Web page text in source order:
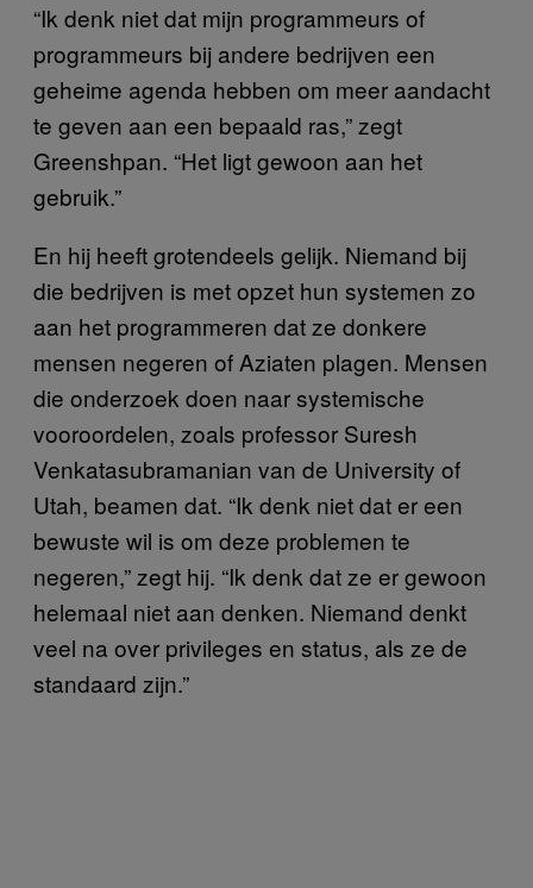
“Ik denk niet dat mijn programmeurs of
programmeurs bij andere bedrijven een
geheime agenda hebben om meer aandacht
te geven aan een bepaald ras,” zegt
Greenshpan. “Het ligt gewoon aan het
gebruik.”
En hij heeft grotendeels gelijk. Niemand bij
die bedrijven is met opzet hun systemen zo
aan het programmeren dat ze donkere
mensen negeren of Aziaten plagen. Mensen
die onderzoek doen naar systemische
vooroordelen, zoals professor Suresh
Venkatasubramanian van de University of
Utah, beamen dat. “Ik denk niet dat er een
bewuste wil is om deze problemen te
negeren,” zegt hij. “Ik denk dat ze er gewoon
helemaal niet aan denken. Niemand denkt
veel na over privileges en status, als ze de
standaard zijn.”